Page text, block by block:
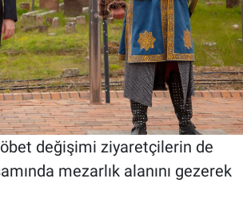
değişimi ziyaretçilerin de
mezarlık alanını gezerek